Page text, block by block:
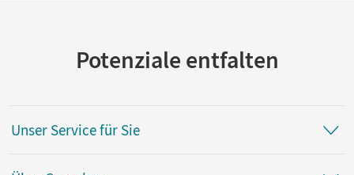
Potenziale entfalten
Unser Service für Sie